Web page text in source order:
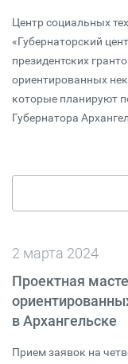
Центр социальных
«Губернаторский
президентских
ориентированных
которые планируют
Губернатора
2 марта 2024
Проектная
в Архангельске
Прием заявок на